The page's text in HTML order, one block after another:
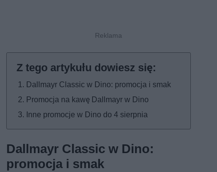
Dallmayr Classic w Dino: promocja i smak
Promocja na kawę Dallmayr w Dino
Inne promocje w Dino do 4 sierpnia
Dallmayr Classic w Dino:
promocja i smak